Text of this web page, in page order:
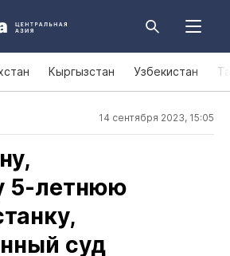
Кыргызстан Узбекистан
14 сентября 2023, 15:05
5‑летнюю
суд